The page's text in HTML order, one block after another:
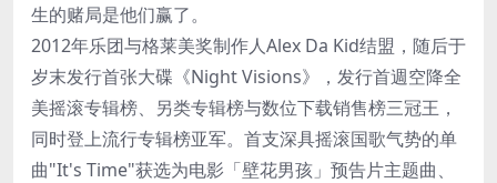
生的赌局是他们赢了。
2012年乐团与格莱美奖制作人Alex Da Kid结盟，随后于
岁末发行首张大碟《Night Visions》，发行首週空降全
美摇滚专辑榜、另类专辑榜与数位下载销售榜三冠王，
同时登上流行专辑榜亚军。首支深具摇滚国歌气势的单
曲"It's Time"获选为电影「壁花男孩」预告片主题曲、